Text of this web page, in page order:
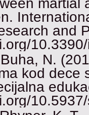
martial
and
N.
kod dece